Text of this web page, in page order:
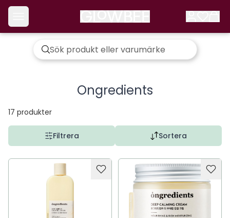
Ongredients
17 produkter
Filtrera Sortera